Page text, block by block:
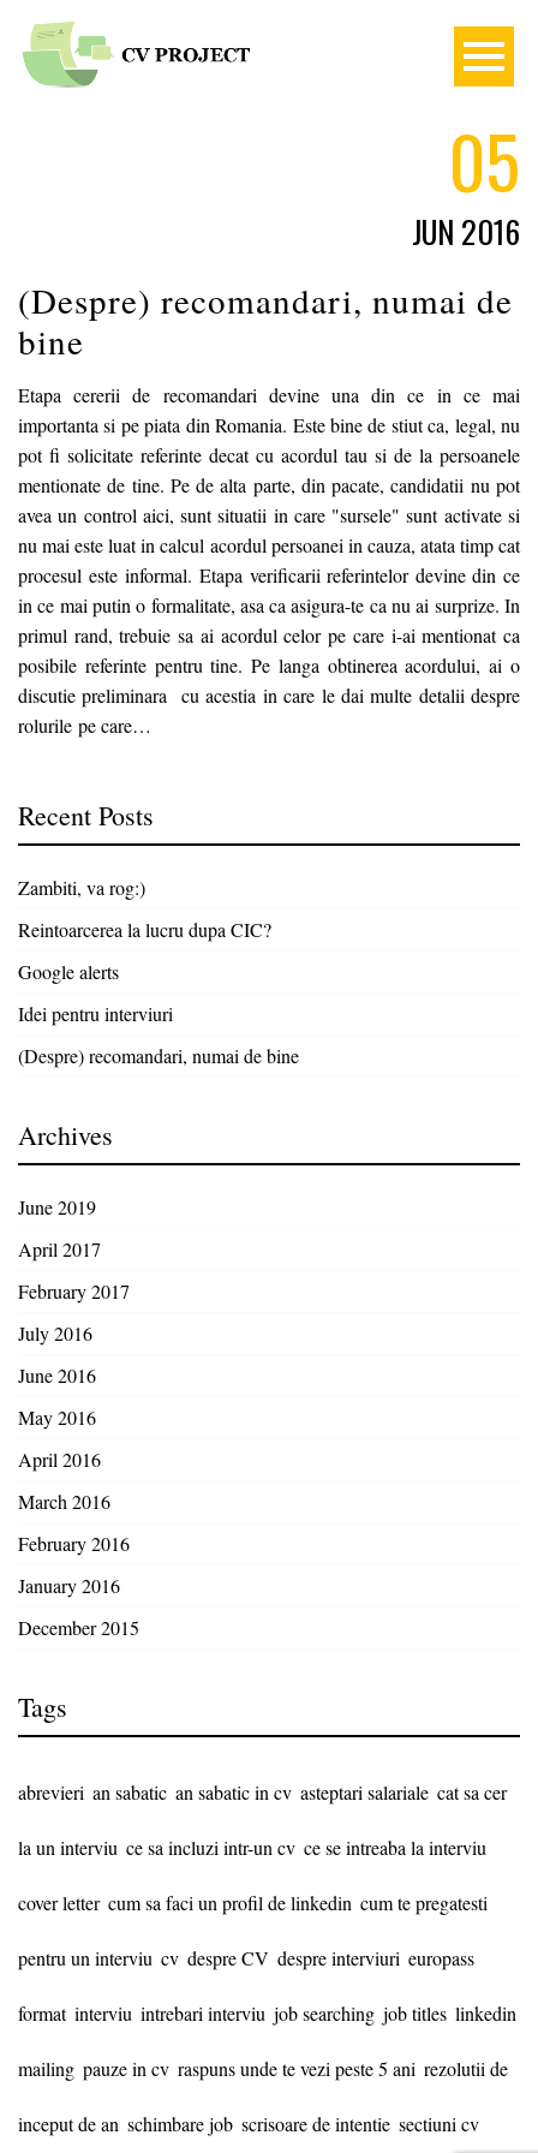
05
JUN 2016
(Despre) recomandari, numai de
bine
Etapa cererii de recomandari devine una din ce in ce mai
importanta si pe piata din Romania. Este bine de stiut ca, legal, nu
pot fi solicitate referinte decat cu acordul tau si de la persoanele
mentionate de tine. Pe de alta parte, din pacate, candidatii nu pot
avea un control aici, sunt situatii in care "sursele" sunt activate si
nu mai este luat in calcul acordul persoanei in cauza, atata timp cat
procesul este informal. Etapa verificarii referintelor devine din ce
in ce mai putin o formalitate, asa ca asigura-te ca nu ai surprize. In
primul rand, trebuie sa ai acordul celor pe care i-ai mentionat ca
posibile referinte pentru tine. Pe langa obtinerea acordului, ai o
discutie preliminara cu acestia in care le dai multe detalii despre
rolurile pe care…
Recent Posts
Zambiti, va rog:)
Reintoarcerea la lucru dupa CIC?
Google alerts
Idei pentru interviuri
(Despre) recomandari, numai de bine
Archives
June 2019
April 2017
February 2017
July 2016
June 2016
May 2016
April 2016
March 2016
February 2016
January 2016
December 2015
Tags
abrevieri an sabatic an sabatic in cv asteptari salariale cat sa cer
la un interviu ce sa incluzi intr-un cv ce se intreaba la interviu
cover letter cum sa faci un profil de linkedin cum te pregatesti
pentru un interviu cv despre CV despre interviuri europass
format interviu intrebari interviu job searching job titles linkedin
mailing pauze in cv raspuns unde te vezi peste 5 ani rezolutii de
inceput de an schimbare job scrisoare de intentie sectiuni cv